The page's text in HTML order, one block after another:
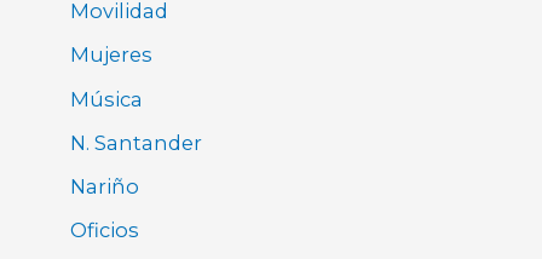
Movilidad
Mujeres
Música
N. Santander
Nariño
Oficios